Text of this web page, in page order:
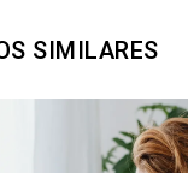
SIMILARES